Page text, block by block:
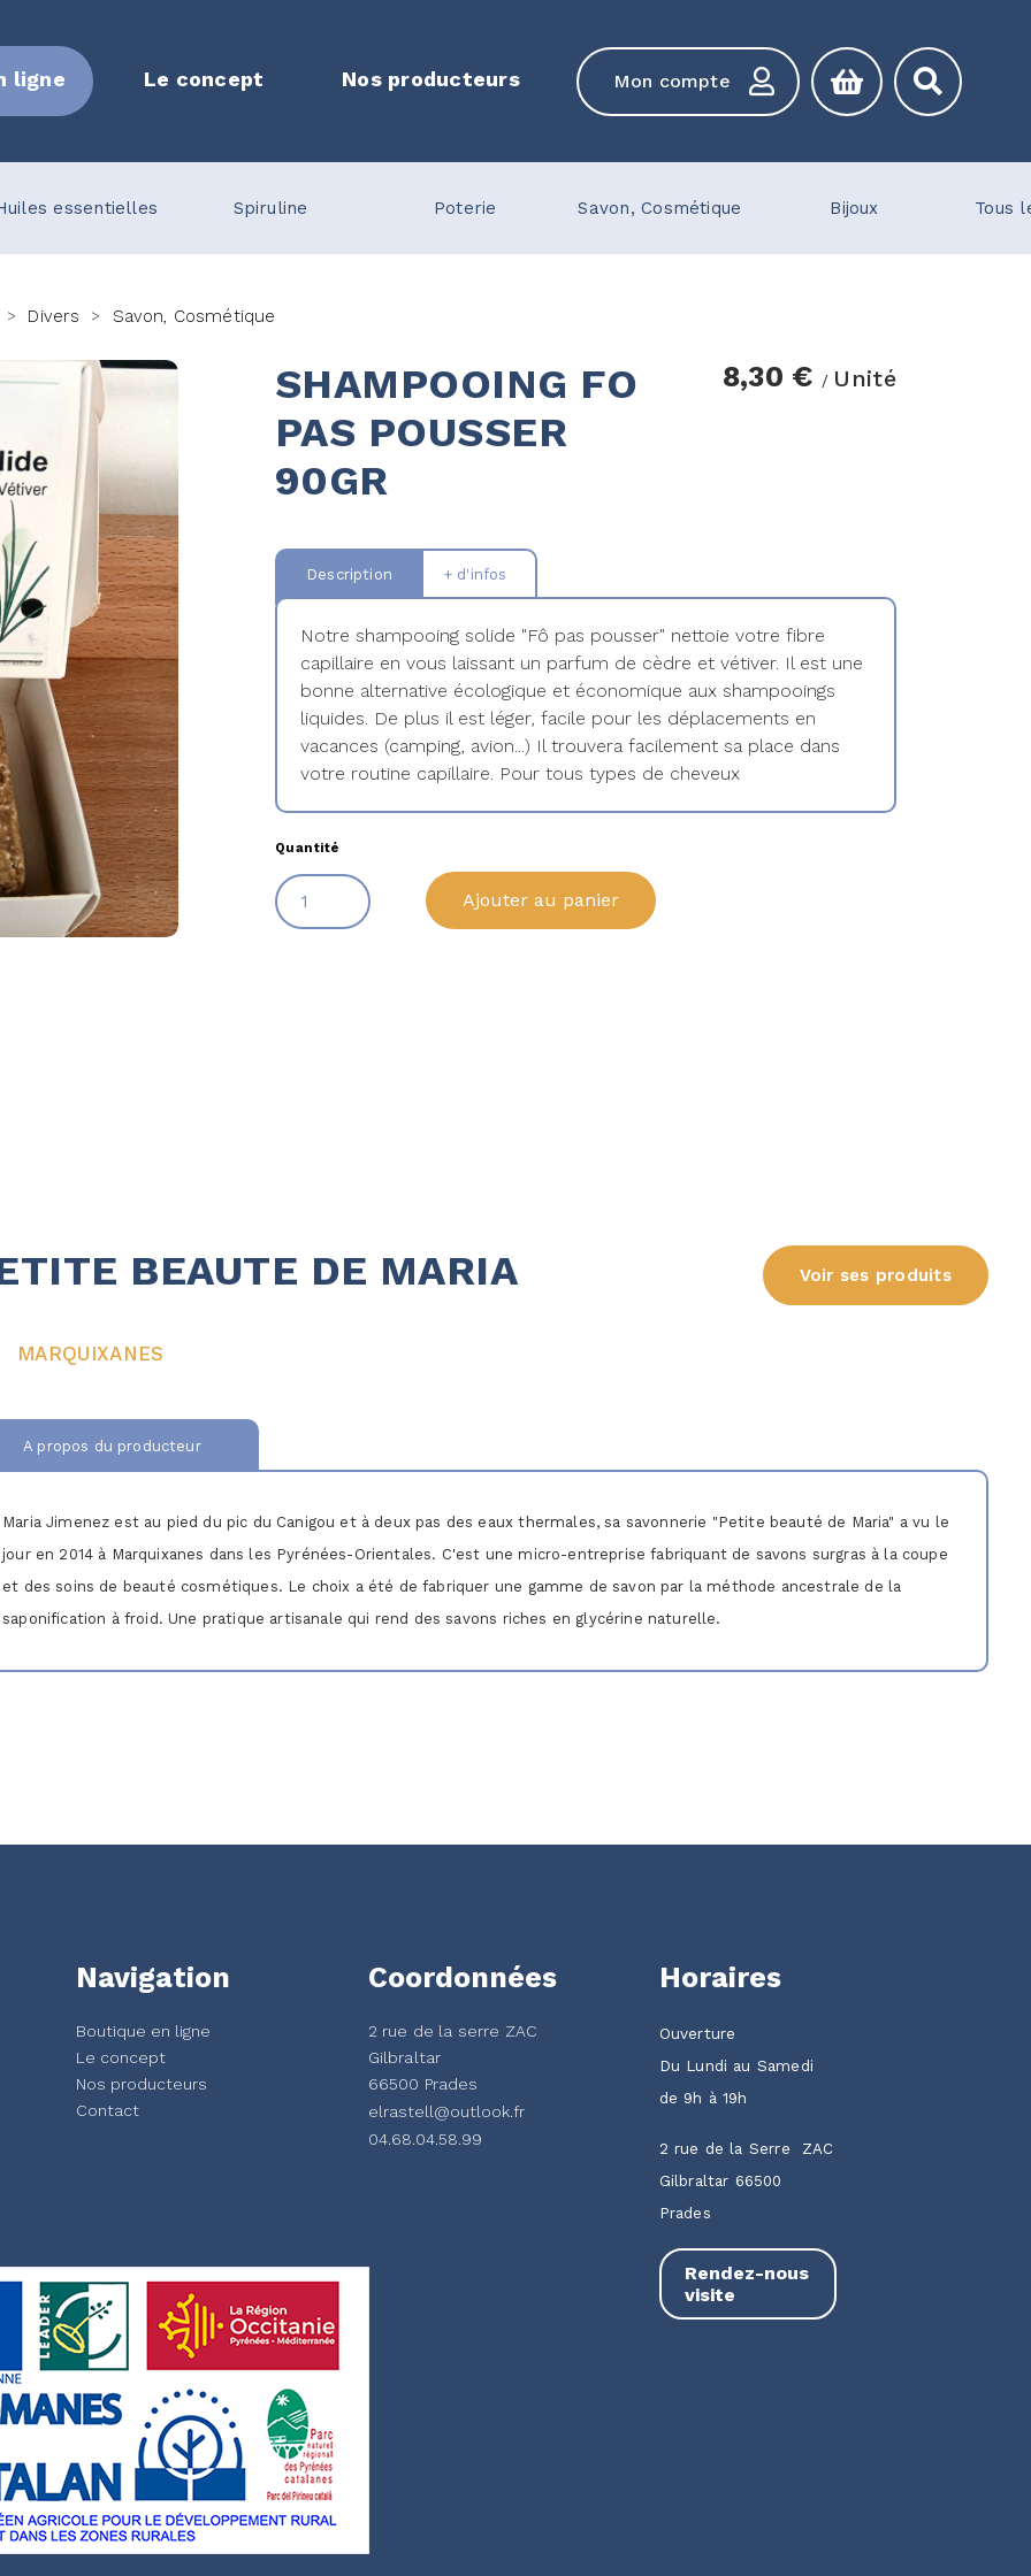
ligne Le concept Nos producteurs Mon compte
essentielles Spiruline Poterie Savon, Cosmétique Bijoux Tous
> Divers > Savon, Cosmétique
SHAMPOOING FO
PAS POUSSER
90GR
8,30 € / Unité
Description + d'infos
Notre shampooing solide "Fô pas pousser" nettoie votre fibre
capillaire en vous laissant un parfum de cèdre et vétiver. Il est une
bonne alternative écologique et économique aux shampooings
liquides. De plus il est léger, facile pour les déplacements en
vacances (camping, avion...) Il trouvera facilement sa place dans
votre routine capillaire. Pour tous types de cheveux
Quantité
Ajouter au panier
BEAUTE DE MARIA Voir ses produits
MARQUIXANES
A propos du producteur
Maria Jimenez est au pied du pic du Canigou et à deux pas des eaux thermales, sa savonnerie "Petite beauté de Maria" a vu le
jour en 2014 à Marquixanes dans les Pyrénées-Orientales. C'est une micro-entreprise fabriquant de savons surgras à la coupe
et des soins de beauté cosmétiques. Le choix a été de fabriquer une gamme de savon par la méthode ancestrale de la
saponification à froid. Une pratique artisanale qui rend des savons riches en glycérine naturelle.
Navigation
Boutique en ligne
Le concept
Nos producteurs
Contact
Coordonnées
2 rue de la serre ZAC
Gilbraltar
66500 Prades
elrastell@outlook.fr
04.68.04.58.99
Horaires
Ouverture
Du Lundi au Samedi
de 9h à 19h
2 rue de la Serre ZAC
Gilbraltar 66500
Prades
Rendez-nous
visite